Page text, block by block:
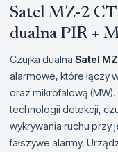
Satel MZ-2 CT
dualna PIR +
Czujka dualna Satel
alarmowe, które łączy
oraz mikrofalową
technologii detekcji,
wykrywania ruchu
fałszywe alarmy.